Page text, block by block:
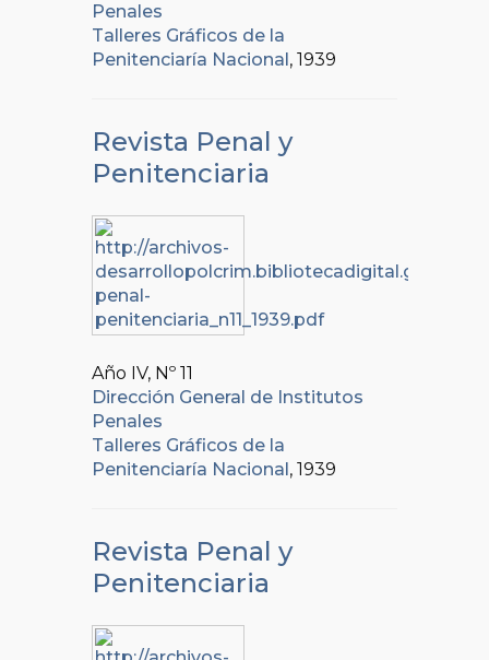
Penales
Talleres Gráficos de la
Penitenciaría Nacional , 1939
Revista Penal y
Penitenciaria
Año IV, Nº 11
Dirección General de Institutos
Penales
Talleres Gráficos de la
Penitenciaría Nacional , 1939
Revista Penal y
Penitenciaria